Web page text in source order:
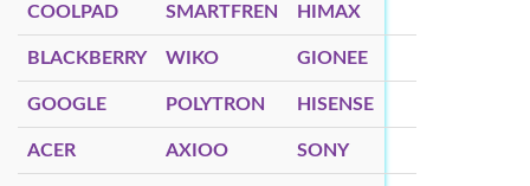
COOLPAD SMARTFREN HIMAX
BLACKBERRY WIKO GIONEE
GOOGLE POLYTRON HISENSE
ACER AXIOO SONY